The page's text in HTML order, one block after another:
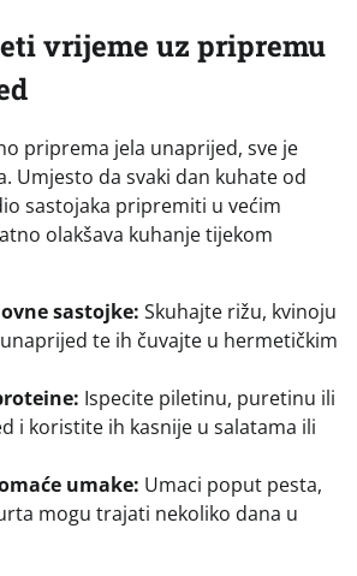
vrijeme uz pripremu
priprema jela unaprijed, sve je
Umjesto da svaki dan kuhate od
sastojaka pripremiti u većim
olakšava kuhanje tijekom
sastojke: Skuhajte rižu, kvinoju
te ih čuvajte u hermetičkim
Ispecite piletinu, puretinu ili
i koristite ih kasnije u salatama ili
umake: Umaci poput pesta,
mogu trajati nekoliko dana u